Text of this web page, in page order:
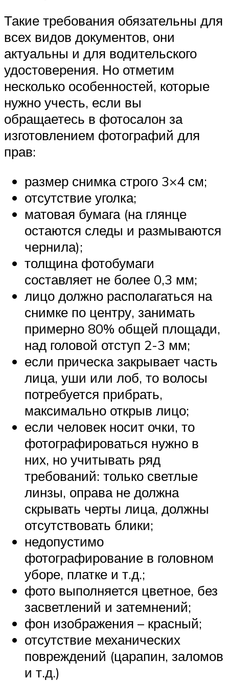
Такие требования обязательны для
всех видов документов, они
актуальны и для водительского
удостоверения. Но отметим
несколько особенностей, которые
нужно учесть, если вы
обращаетесь в фотосалон за
изготовлением фотографий для
прав:
размер снимка строго 3×4 см;
отсутствие уголка;
матовая бумага (на глянце
остаются следы и размываются
чернила);
толщина фотобумаги
составляет не более 0,3 мм;
лицо должно располагаться на
снимке по центру, занимать
примерно 80% общей площади,
над головой отступ 2-3 мм;
если прическа закрывает часть
лица, уши или лоб, то волосы
потребуется прибрать,
максимально открыв лицо;
если человек носит очки, то
фотографироваться нужно в
них, но учитывать ряд
требований: только светлые
линзы, оправа не должна
скрывать черты лица, должны
отсутствовать блики;
недопустимо
фотографирование в головном
уборе, платке и т.д.;
фото выполняется цветное, без
засветлений и затемнений;
фон изображения – красный;
отсутствие механических
повреждений (царапин, заломов
и т.д.)